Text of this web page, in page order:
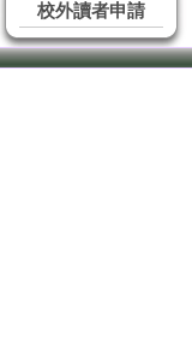
校外讀者申請